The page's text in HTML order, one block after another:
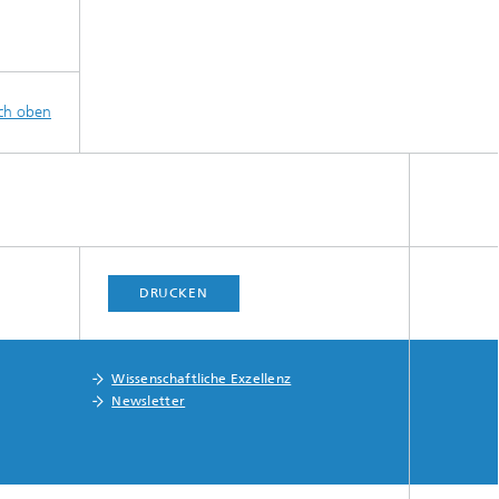
oben
DRUCKEN
Wissenschaftliche Exzellenz
Newsletter